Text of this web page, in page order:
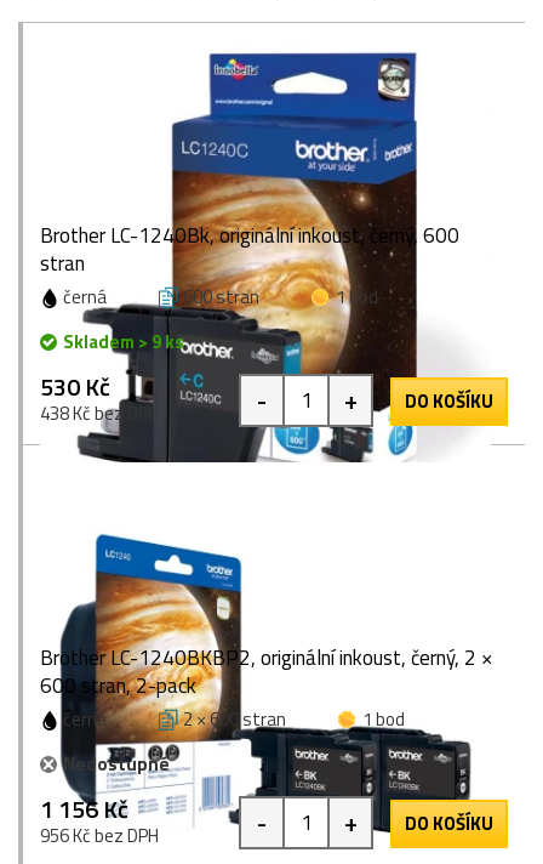
Brother LC-1240Bk, originální inkoust, černý, 600
stran
černá 600 stran
1 bod
Skladem > 9 ks
530 Kč
438 Kč bez DPH - + DO KOŠÍKU
Brother LC-1240BKBP2, originální inkoust, černý, 2 ×
600 stran, 2-pack
černá 2 × 600 stran
1 bod
Nedostupné
1 156 Kč
956 Kč bez DPH - + DO KOŠÍKU